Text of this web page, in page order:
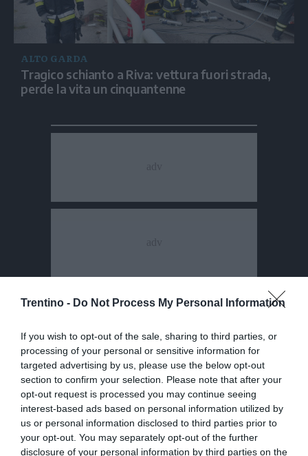
Trentino - Do Not Process My Personal Information
If you wish to opt-out of the sale, sharing to third parties, or
processing of your personal or sensitive information for
targeted advertising by us, please use the below opt-out
section to confirm your selection. Please note that after your
opt-out request is processed you may continue seeing
interest-based ads based on personal information utilized by
us or personal information disclosed to third parties prior to
your opt-out. You may separately opt-out of the further
disclosure of your personal information by third parties on the
ALTO GARDA
Tragico schianto a Riva: vettura fuori strada,
perde la vita un cinquantenne